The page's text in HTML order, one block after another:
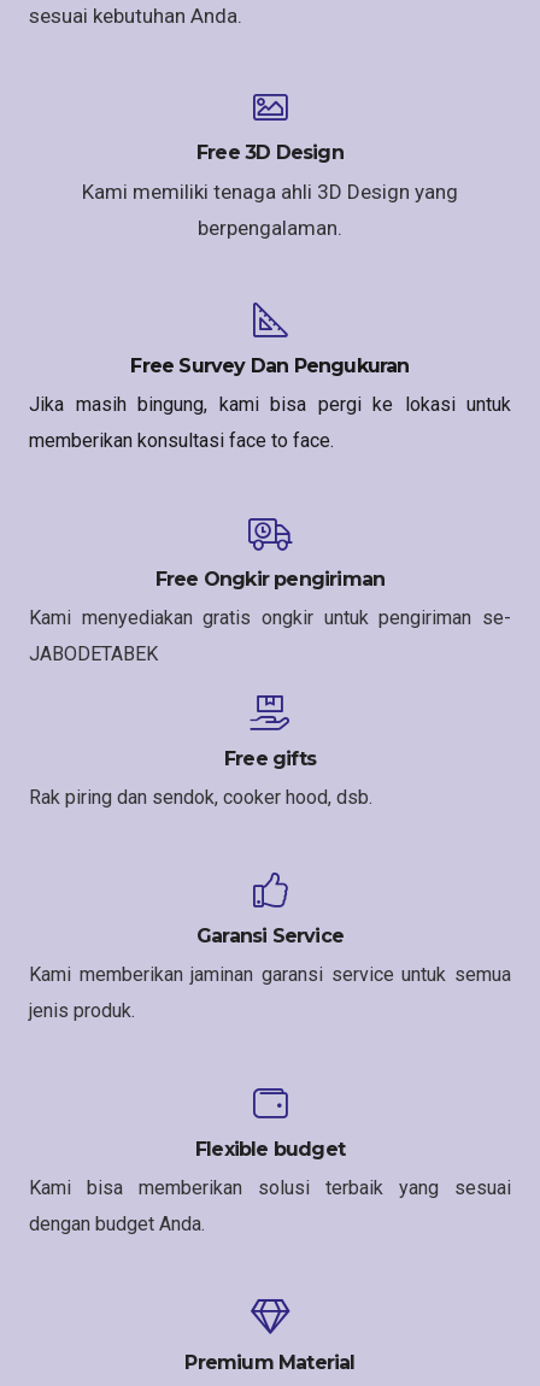
sesuai kebutuhan Anda.
Free 3D Design
Kami memiliki tenaga ahli 3D Design yang
berpengalaman.
Free Survey Dan Pengukuran
Jika masih bingung, kami bisa pergi ke lokasi untuk
memberikan konsultasi face to face.
Free Ongkir pengiriman
Kami menyediakan gratis ongkir untuk pengiriman se-
JABODETABEK
Free gifts
Rak piring dan sendok, cooker hood, dsb.
Garansi Service
Kami memberikan jaminan garansi service untuk semua
jenis produk.
Flexible budget
Kami bisa memberikan solusi terbaik yang sesuai
dengan budget Anda.
Premium Material